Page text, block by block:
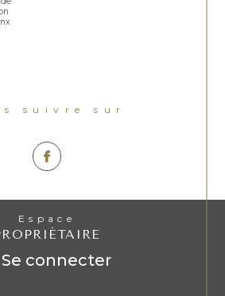
suivre sur
Espace
se connecter